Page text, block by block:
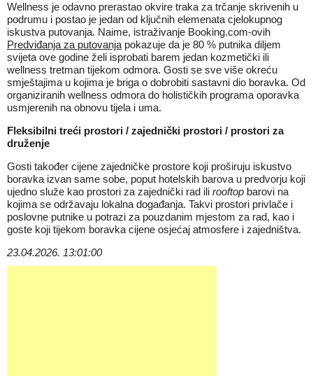
Wellness je odavno prerastao okvire traka za trčanje skrivenih u
podrumu i postao je jedan od ključnih elemenata cjelokupnog
iskustva putovanja. Naime, istraživanje Booking.com-ovih
Predviđanja za putovanja pokazuje da je 80 % putnika diljem
svijeta ove godine želi isprobati barem jedan kozmetički ili
wellness tretman tijekom odmora. Gosti se sve više okreću
smještajima u kojima je briga o dobrobiti sastavni dio boravka. Od
organiziranih wellness odmora do holističkih programa oporavka
usmjerenih na obnovu tijela i uma.
Fleksibilni treći prostori / zajednički prostori / prostori za
druženje
Gosti također cijene zajedničke prostore koji proširuju iskustvo
boravka izvan same sobe, poput hotelskih barova u predvorju koji
ujedno služe kao prostori za zajednički rad ili rooftop barovi na
kojima se održavaju lokalna događanja. Takvi prostori privlače i
poslovne putnike u potrazi za pouzdanim mjestom za rad, kao i
goste koji tijekom boravka cijene osjećaj atmosfere i zajedništva.
23.04.2026. 13:01:00